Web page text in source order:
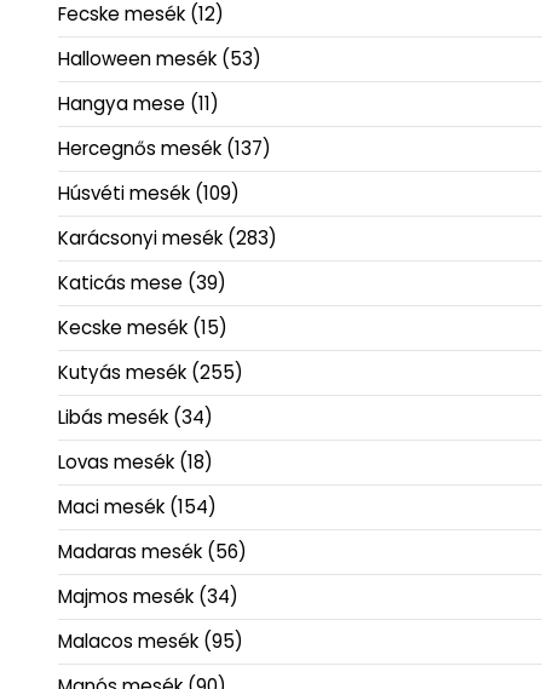
Fecske mesék (12)
Halloween mesék (53)
Hangya mese (11)
Hercegnős mesék (137)
Húsvéti mesék (109)
Karácsonyi mesék (283)
Katicás mese (39)
Kecske mesék (15)
Kutyás mesék (255)
Libás mesék (34)
Lovas mesék (18)
Maci mesék (154)
Madaras mesék (56)
Majmos mesék (34)
Malacos mesék (95)